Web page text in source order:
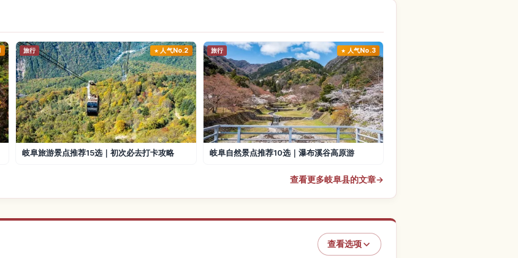
旅行 人气No.2
岐阜旅游景点推荐15选｜初次必去打卡攻略
旅行 人气No.3
岐阜自然景点推荐10选｜瀑布溪谷高原游
查看更多岐阜县的文章→
查看选项